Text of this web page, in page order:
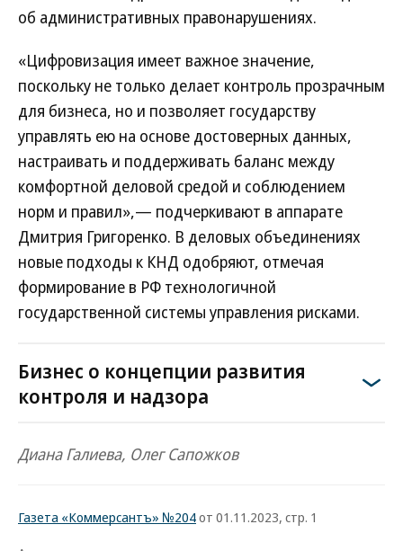
об административных правонарушениях.
«Цифровизация имеет важное значение,
поскольку не только делает контроль прозрачным
для бизнеса, но и позволяет государству
управлять ею на основе достоверных данных,
настраивать и поддерживать баланс между
комфортной деловой средой и соблюдением
норм и правил»,— подчеркивают в аппарате
Дмитрия Григоренко. В деловых объединениях
новые подходы к КНД одобряют, отмечая
формирование в РФ технологичной
государственной системы управления рисками.
Бизнес о концепции развития
контроля и надзора
Диана Галиева, Олег Сапожков
Газета «Коммерсантъ» №204от 01.11.2023, стр. 1